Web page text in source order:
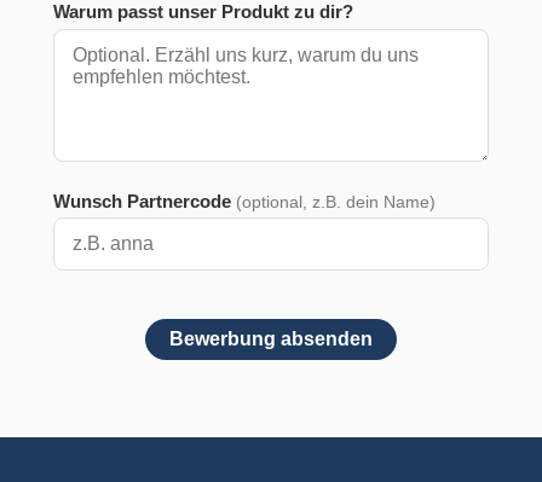
Warum passt unser Produkt zu dir?
Wunsch Partnercode (optional, z.B. dein Name)
Bewerbung absenden